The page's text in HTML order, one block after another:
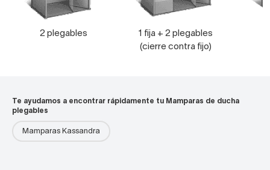
2 plegables
1 fija + 2 plegables
(cierre contra fijo)
Te ayudamos a encontrar rápidamente tu Mamparas de ducha
plegables
Mamparas Kassandra